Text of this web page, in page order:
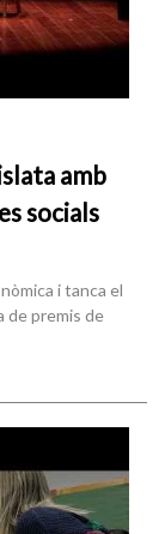
amb
socials
i tanca el
de premis de